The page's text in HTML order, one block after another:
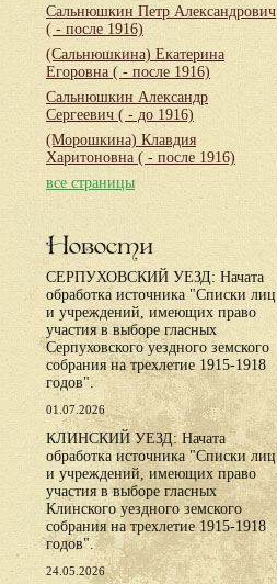
Сальнюшкин Петр Александрович
( - после 1916)
(Сальнюшкина) Екатерина
Егоровна ( - после 1916)
Сальнюшкин Александр
Сергеевич ( - до 1916)
(Морошкина) Клавдия
Харитоновна ( - после 1916)
все страницы
Новости
СЕРПУХОВСКИЙ УЕЗД: Начата
обработка источника "Списки лиц
и учреждений, имеющих право
участия в выборе гласных
Серпуховского уездного земского
собрания на трехлетие 1915-1918
годов".
01.07.2026
КЛИНСКИЙ УЕЗД: Начата
обработка источника "Списки лиц
и учреждений, имеющих право
участия в выборе гласных
Клинского уездного земского
собрания на трехлетие 1915-1918
годов".
24.05.2026